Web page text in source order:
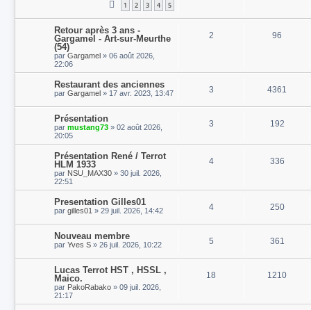
1 2 3 4 5
Retour après 3 ans -
Gargamel - Art-sur-Meurthe
(54)
par Gargamel » 06 août 2026,
22:06
2 96
Restaurant des anciennes
par Gargamel » 17 avr. 2023, 13:47 3 4361
Présentation
par mustang73 » 02 août 2026,
20:05
3 192
Présentation René / Terrot
HLM 1933
par NSU_MAX30 » 30 juil. 2026,
22:51
4 336
Presentation Gilles01
par gilles01 » 29 juil. 2026, 14:42 4 250
Nouveau membre
par Yves S » 26 juil. 2026, 10:22 5 361
Lucas Terrot HST , HSSL ,
Maico.
par PakoRabako » 09 juil. 2026,
21:17
18 1210